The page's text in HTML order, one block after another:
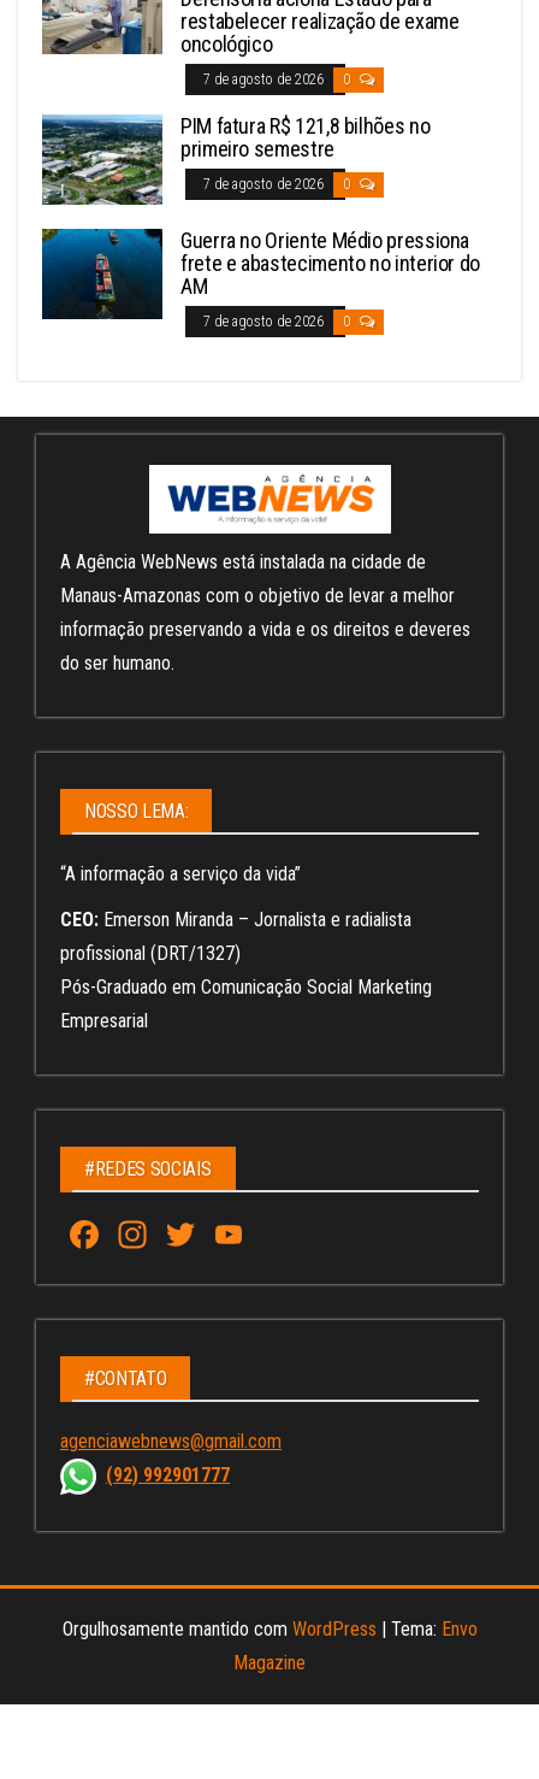
restabelecer realização de exame
oncológico
7 de agosto de 2026 0
PIM fatura R$ 121,8 bilhões no
primeiro semestre
7 de agosto de 2026 0
Guerra no Oriente Médio pressiona
frete e abastecimento no interior do
AM
7 de agosto de 2026 0
A Agência WebNews está instalada na cidade de
Manaus-Amazonas com o objetivo de levar a melhor
informação preservando a vida e os direitos e deveres
do ser humano.
NOSSO LEMA:
“A informação a serviço da vida”
CEO: Emerson Miranda – Jornalista e radialista
profissional (DRT/1327)
Pós-Graduado em Comunicação Social Marketing
Empresarial
#REDES SOCIAIS
Fa
ce
bo
ok
In
st
ag
ra
m
T
wi
tt
u
Tu
C
ha
nn
#CONTATO
agenciawebnews@gmail.com
(92) 992901777
Orgulhosamente mantido com WordPress | Tema: Envo
Magazine